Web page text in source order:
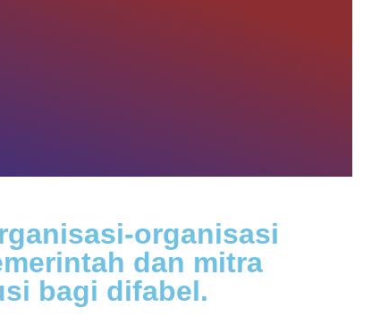
organisasi
dan mitra
bagi difabel.